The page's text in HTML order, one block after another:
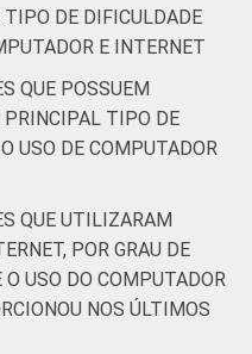
DE DIFICULDADE
E INTERNET
QUE POSSUEM
PRINCIPAL TIPO DE
USO DE COMPUTADOR
QUE UTILIZARAM
POR GRAU DE
USO DO COMPUTADOR
NOS ÚLTIMOS